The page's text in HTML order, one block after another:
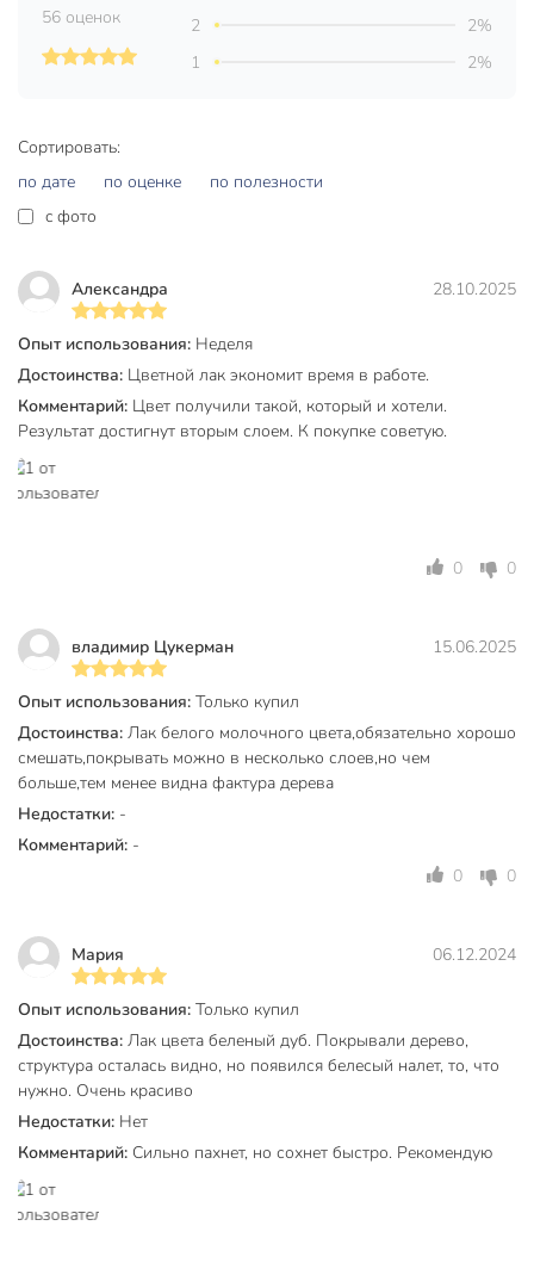
Объем, л
Минимальный расход (мл/кв.м)
Бренд
Основа
перхлорвиниловый
Степень глянца
Для влажных помещений
для сухих
помещений
Тип работ
растворитель
Вес в упаковке
Габариты упаковки
Сортировать:
по дате
по оценке
по полезности
c фото
Александра 28.10.2025
Опыт использования: Неделя
Достоинства: Цветной лак экономит время в работе.
Комментарий: Цвет получили такой, который и хотели.
Результат достигнут вторым слоем. К покупке советую.
0 0
владимир Цукерман 15.06.2025
Опыт использования: Только купил
Достоинства: Лак белого молочного цвета,обязательно хорошо
смешать,покрывать можно в несколько слоев,но чем
больше,тем менее видна фактура дерева
Недостатки: -
Комментарий: -
0
0
Мария 06.12.2024
Опыт использования: Только купил
Достоинства: Лак цвета беленый дуб. Покрывали дерево,
структура осталась видно, но появился белесый налет, то, что
нужно. Очень красиво
Недостатки: Нет
Комментарий: Сильно пахнет, но сохнет быстро. Рекомендую
56 оценок
2
2%
1
2%